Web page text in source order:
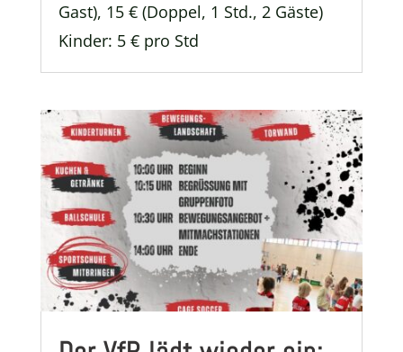
Gast), 15 € (Doppel, 1 Std., 2 Gäste)
Kinder: 5 € pro Std